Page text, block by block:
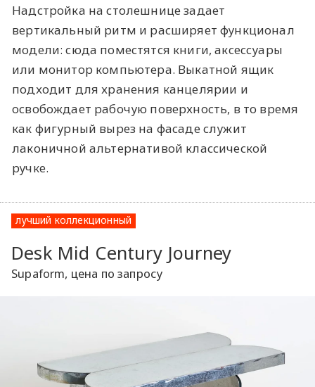
Надстройка на столешнице задает
вертикальный ритм и расширяет функционал
модели: сюда поместятся книги, аксессуары
или монитор компьютера. Выкатной ящик
подходит для хранения канцелярии и
освобождает рабочую поверхность, в то время
как фигурный вырез на фасаде служит
лаконичной альтернативой классической
ручке.
лучший коллекционный
Desk Mid Century Journey
Supaform, цена по запросу